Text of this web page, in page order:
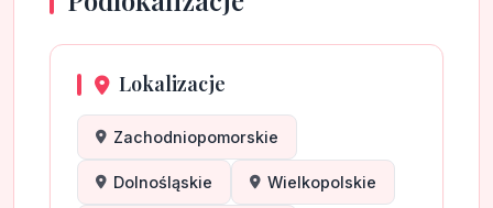
Lokalizacje
Zachodniopomorskie
Dolnośląskie Wielkopolskie